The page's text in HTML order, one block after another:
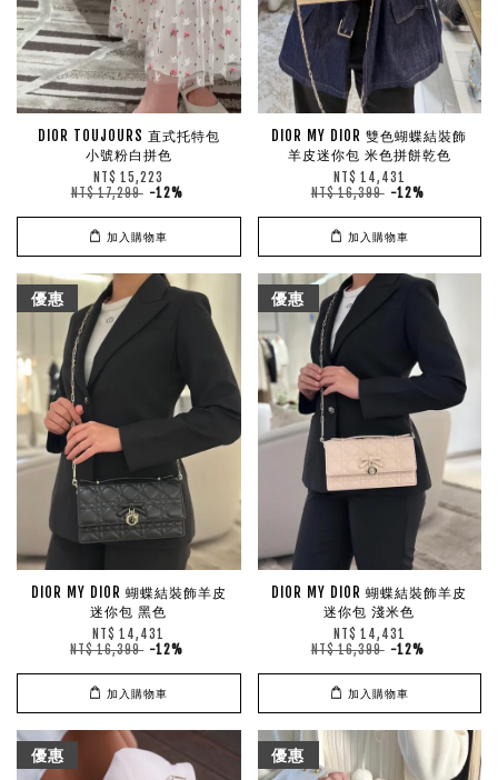
DIOR TOUJOURS 直式托特包
小號粉白拼色
NT$ 15,223
NT$ 17,299 -12%
加入購物車
DIOR MY DIOR 雙色蝴蝶結裝飾
羊皮迷你包 米色拼餅乾色
NT$ 14,431
NT$ 16,399 -12%
加入購物車
優惠
DIOR MY DIOR 蝴蝶結裝飾羊皮
迷你包 黑色
NT$ 14,431
NT$ 16,399 -12%
加入購物車
優惠
DIOR MY DIOR 蝴蝶結裝飾羊皮
迷你包 淺米色
NT$ 14,431
NT$ 16,399 -12%
加入購物車
優惠 優惠